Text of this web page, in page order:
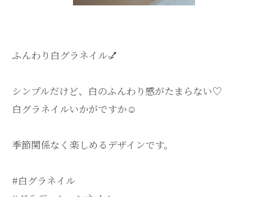
ふんわり白グラネイル💅
シンプルだけど、白のふんわり感がたまらない♡
白グラネイルいかがですか☺️
季節関係なく楽しめるデザインです。
#白グラネイル